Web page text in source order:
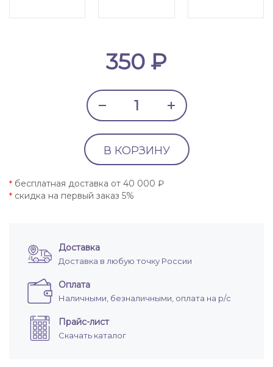
350 ₽
В КОРЗИНУ
* бесплатная доставка от 40 000 ₽
* скидка на первый заказ 5%
Доставка
Доставка в любую точку России
Оплата
Наличными, безналичными, оплата на р/с
Прайс-лист
Скачать каталог